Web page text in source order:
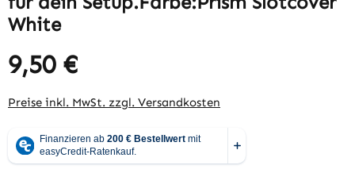
White
Regulärer Preis:
9,50 €
Preise inkl. MwSt. zzgl. Versandkosten